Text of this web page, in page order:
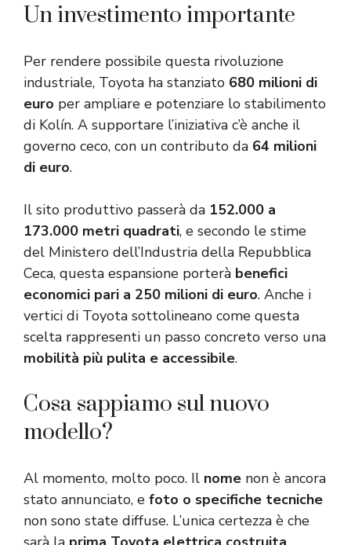
Un investimento importante
Per rendere possibile questa rivoluzione
industriale, Toyota ha stanziato 680 milioni di
euro per ampliare e potenziare lo stabilimento
di Kolín. A supportare l’iniziativa c’è anche il
governo ceco, con un contributo da 64 milioni
di euro.
Il sito produttivo passerà da 152.000 a
173.000 metri quadrati, e secondo le stime
del Ministero dell’Industria della Repubblica
Ceca, questa espansione porterà benefici
economici pari a 250 milioni di euro. Anche i
vertici di Toyota sottolineano come questa
scelta rappresenti un passo concreto verso una
mobilità più pulita e accessibile.
Cosa sappiamo sul nuovo
modello?
Al momento, molto poco. Il nome non è ancora
stato annunciato, e foto o specifiche tecniche
non sono state diffuse. L’unica certezza è che